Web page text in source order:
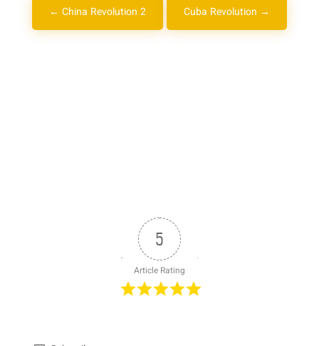
← China Revolution 2 Cuba Revolution →
5
Article Rating